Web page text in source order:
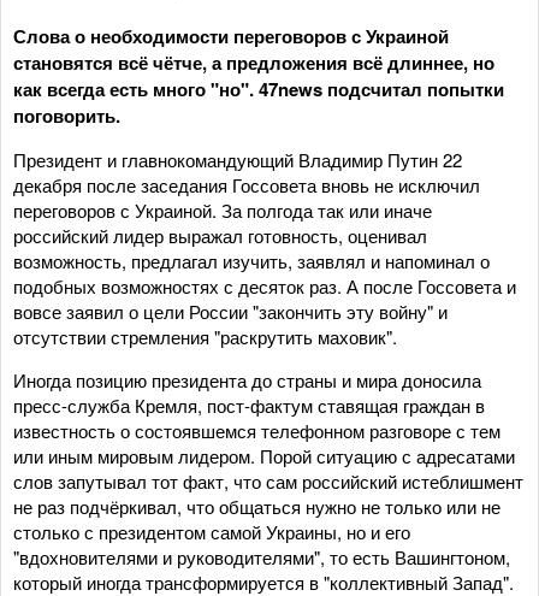
Слова о необходимости переговоров с Украиной
становятся всё чётче, а предложения всё длиннее, но
как всегда есть много "но". 47news подсчитал попытки
поговорить.
Президент и главнокомандующий Владимир Путин 22
декабря после заседания Госсовета вновь не исключил
переговоров с Украиной. За полгода так или иначе
российский лидер выражал готовность, оценивал
возможность, предлагал изучить, заявлял и напоминал о
подобных возможностях с десяток раз. А после Госсовета и
вовсе заявил о цели России "закончить эту войну" и
отсутствии стремления "раскрутить маховик".
Иногда позицию президента до страны и мира доносила
пресс-служба Кремля, пост-фактум ставящая граждан в
известность о состоявшемся телефонном разговоре с тем
или иным мировым лидером. Порой ситуацию с адресатами
слов запутывал тот факт, что сам российский истеблишмент
не раз подчёркивал, что общаться нужно не только или не
столько с президентом самой Украины, но и его
"вдохновителями и руководителями", то есть Вашингтоном,
который иногда трансформируется в "коллективный Запад".